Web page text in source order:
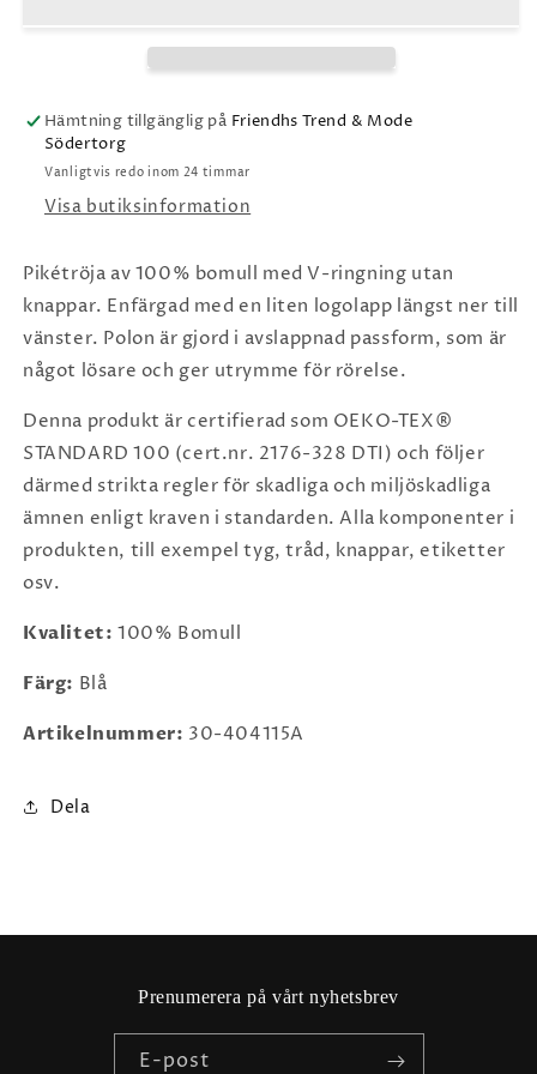
Hämtning tillgänglig på Friendhs Trend & Mode
Södertorg
Vanligtvis redo inom 24 timmar
Visa butiksinformation
Pikétröja av 100% bomull med V-ringning utan
knappar. Enfärgad med en liten logolapp längst ner till
vänster. Polon är gjord i avslappnad passform, som är
något lösare och ger utrymme för rörelse.
Denna produkt är certifierad som OEKO-TEX®
STANDARD 100 (cert.nr. 2176-328 DTI) och följer
därmed strikta regler för skadliga och miljöskadliga
ämnen enligt kraven i standarden. Alla komponenter i
produkten, till exempel tyg, tråd, knappar, etiketter
osv.
Kvalitet: 100% Bomull
Färg: Blå
Artikelnummer: 30-404115A
Dela
Prenumerera på vårt nyhetsbrev
E-post